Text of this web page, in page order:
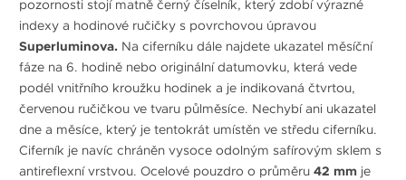
pozornosti stojí matně černý číselník, který zdobí výrazné
indexy a hodinové ručičky s povrchovou úpravou
Superluminova. Na ciferníku dále najdete ukazatel měsíční
fáze na 6. hodině nebo originální datumovku, která vede
podél vnitřního kroužku hodinek a je indikovaná čtvrtou,
červenou ručičkou ve tvaru půlměsíce. Nechybí ani ukazatel
dne a měsíce, který je tentokrát umístěn ve středu ciferníku.
Ciferník je navíc chráněn vysoce odolným safírovým sklem s
antireflexní vrstvou. Ocelové pouzdro o průměru 42 mm je